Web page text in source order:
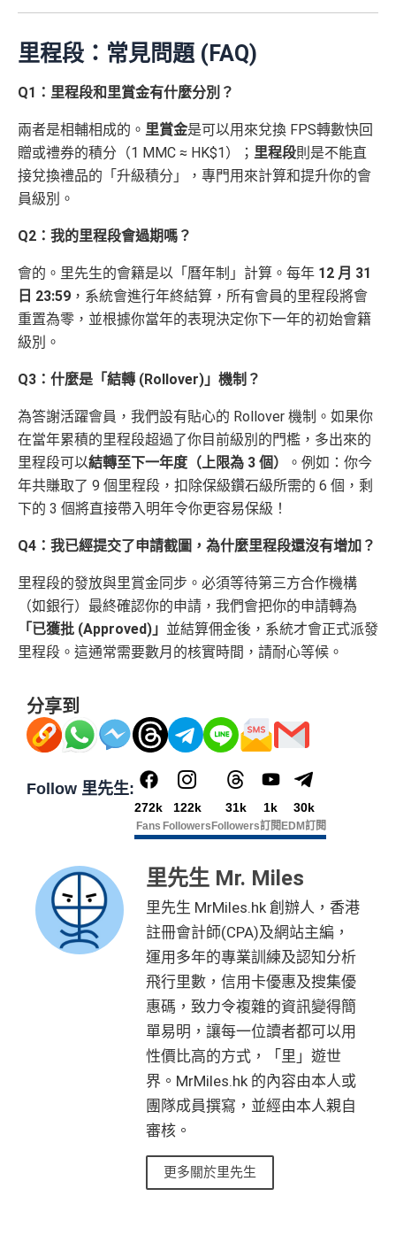
里程段：常見問題 (FAQ)
Q1：里程段和里賞金有什麼分別？
兩者是相輔相成的。 里賞金是可以用來兌換 FPS轉數快回
贈或禮券的積分（1 MMC ≈ HK$1）； 里程段則是不能直
接兌換禮品的「升級積分」，專門用來計算和提升你的會
員級別。
Q2：我的里程段會過期嗎？
會的。里先生的會籍是以「曆年制」計算。每年 12 月 31
日 23:59 ，系統會進行年終結算，所有會員的里程段將會
重置為零，並根據你當年的表現決定你下一年的初始會籍
級別。
Q3：什麼是「結轉 (Rollover)」機制？
為答謝活躍會員，我們設有貼心的 Rollover 機制。如果你
在當年累積的里程段超過了你目前級別的門檻，多出來的
里程段可以結轉至下一年度（上限為 3 個）
。例如：你今
年共賺取了 9 個里程段，扣除保級鑽石級所需的 6 個，剩
下的 3 個將直接帶入明年令你更容易保級！
Q4：我已經提交了申請截圖，為什麼里程段還沒有增加？
里程段的發放與里賞金同步。必須等待第三方合作機構
（如銀行）最終確認你的申請，我們會把你的申請轉為
「已獲批 (Approved)」 並結算佣金後，系統才會正式派發
里程段。這通常需要數月的核實時間，請耐心等候。
分享到
Follow 里先生:
272k
Fans
122k
Followers
31k
Followers
1k
訂閱
30k
EDM訂閱
里先生 Mr. Miles
里先生 MrMiles.hk 創辦人，香港
註冊會計師(CPA)及網站主編，
運用多年的專業訓練及認知分析
飛行里數，信用卡優惠及搜集優
惠碼，致力令複雜的資訊變得簡
單易明，讓每一位讀者都可以用
性價比高的方式，「里」遊世
界。MrMiles.hk 的內容由本人或
團隊成員撰寫，並經由本人親自
審核。
更多關於里先生